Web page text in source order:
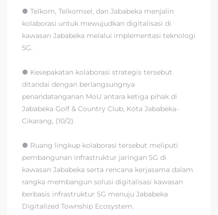
● Telkom, Telkomsel, dan Jababeka menjalin
kolaborasi untuk mewujudkan digitalisasi di
kawasan Jababeka melalui implementasi teknologi
5G.
● Kesepakatan kolaborasi strategis tersebut
ditandai dengan berlangsungnya
penandatanganan MoU antara ketiga pihak di
Jababeka Golf & Country Club, Kota Jababeka-
Cikarang, (10/2).
● Ruang lingkup kolaborasi tersebut meliputi
pembangunan infrastruktur jaringan 5G di
kawasan Jababeka serta rencana kerjasama dalam
rangka membangun solusi digitalisasi kawasan
berbasis infrastruktur 5G menuju Jababeka
Digitalized Township Ecosystem.